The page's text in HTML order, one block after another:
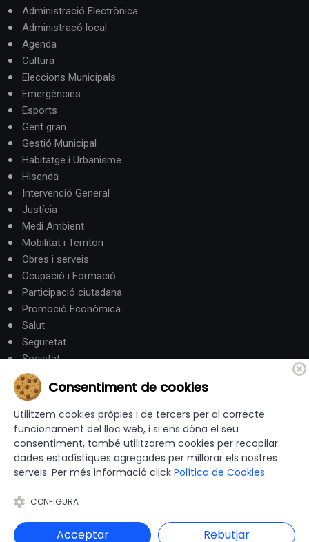
Administració Electrònica
Administracó local
Agenda
Cultura
Eleccions Municipals
Emergències
Esports
Gent gran
Gestió Municipal
Habitatge i Urbanisme
Hisenda
Intervenció General
Justícia
Medi Ambient
Mobilitat i Territori
Obres i serveis
Ocupació i Formació
Participació ciutadana
Promoció Econòmica
Salut
Seguretat
Societat
Turisme
Altres Canals
canalandorra.ad
© 2012-2026 Ajuntaments de Catalunya - Tots els drets
Avís Legal |Política de privacitat|
Consentiment de cookies
Utilitzem cookies pròpies i de tercers per al correcte
funcionament del lloc web, i si ens dóna el seu
consentiment, també utilitzarem cookies per recopilar
dades estadístiques agregades per millorar els nostres
serveis. Per més informació click Política de Cookies
CONFIGURA
Acceptar Rebutjar